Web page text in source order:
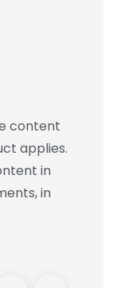
content
applies.
in
in